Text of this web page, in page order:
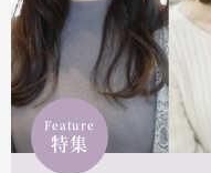
Feature
特集